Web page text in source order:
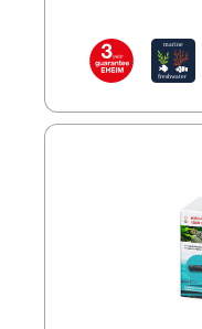
peuvent être
hors de l’eau.
d’utiliser les
5000/9000/
300 est déjà
par heure,
250 litres,
400 litres,